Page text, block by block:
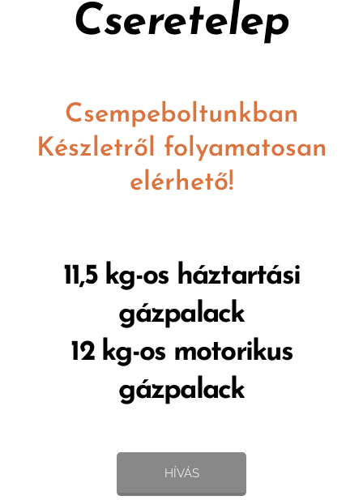
Cseretelep
Csempeboltunkban
Készletről folyamatosan
elérhető!
11,5 kg-os háztartási
gázpalack
12 kg-os motorikus
gázpalack
HÍVÁS